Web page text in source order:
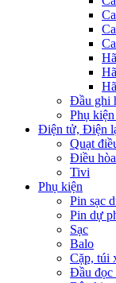
Đầu ghi
Phụ
Điện tử, Điện
Quạt
Điều hòa
Tivi
Phụ kiện
Pin sạc
Pin dự
Sạc
Balo
Cặp, túi
Đầu đọc